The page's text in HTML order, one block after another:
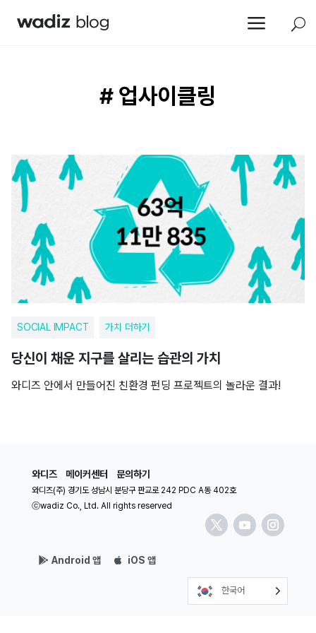
a U
# 업사이클링
SOCIAL IMPACT 가치 더하기
당신이 채운 지구를 살리는 습관의 가치
와디즈 안에서 만들어진 친환경 펀딩 프로젝트의 놀라운 결과!
와디즈 메이커센터 문의하기
와디즈(주) 경기도 성남시 분당구 판교로 242 PDC A동 402호
ⓒwadiz Co., Ltd. All rights reserved
Android 앱 iOS 앱
한국어